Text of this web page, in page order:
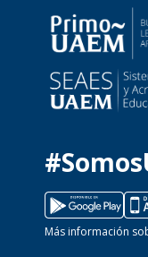
Más información